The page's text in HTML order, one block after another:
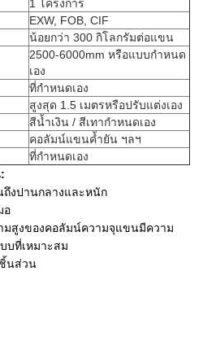
1 โครงการ
EXW, FOB, CIF
น้อยกว่า 300 กิโลกรัมต่อแขน
2500-6000mm หรือแบบกำหนด
เอง
ที่กำหนดเอง
สูงสุด 1.5 เมตรหรือปรับแต่งเอง
สีน้ำเงิน / สีเทากำหนดเอง
คอลัมน์แขนค้ำยัน ฯลฯ
ที่กำหนดเอง
งปานกลางและหนัก
อ
มสูงของคอลัมน์ความจุแขนมีความ
บที่เหมาะสม
นส่วน